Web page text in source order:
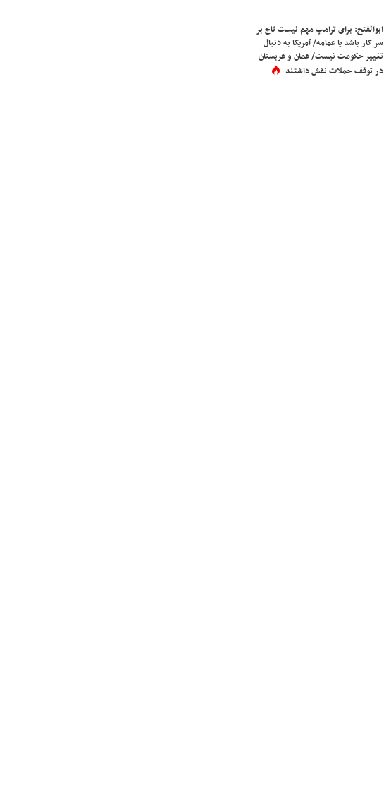
ابوالفتح: برای ترامپ مهم نیست تاج بر
سر کار باشد یا عمامه/ آمریکا به دنبال
تغییر حکومت نیست/ عمان و عربستان
در توقف حملات نقش داشتند